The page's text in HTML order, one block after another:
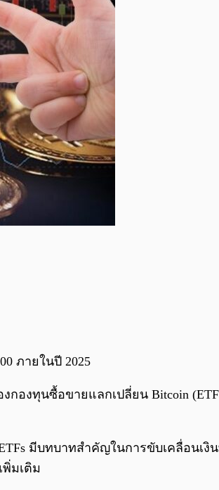
ภายในปี 2025
องทุนซื้อขายแลกเปลี่ยน Bitcoin
มีบทบาทสำคัญในการขับเคลื่อนเ
มเติม